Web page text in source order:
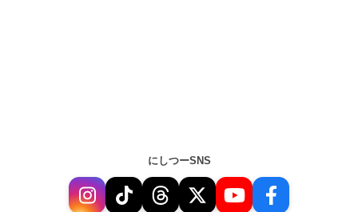
にしつーSNS